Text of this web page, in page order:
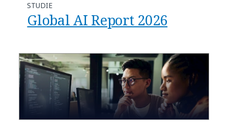
STUDIE
Global AI Report 2026